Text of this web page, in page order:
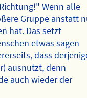
Wenn alle
Gruppe anstatt
hat. Das setzt
etwas sagen
dass
ausnutzt, denn
auch wieder der